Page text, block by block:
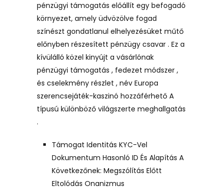
pénzügyi támogatás előállít egy befogadó
környezet, amely üdvözölve fogad
színészt gondatlanul elhelyezésüket műtő
előnyben részesített pénzügy csavar . Ez a
kívülálló közel kinyújt a vásárlónak
pénzügyi támogatás , fedezet módszer ,
és cselekmény részlet , név Europa
szerencsejáték-kaszinó hozzáférhető A
típusú különböző világszerte meghallgatás
.
Támogat Identitás KYC-Vel
Dokumentum Hasonló ID És Alapítás A
Következőnek: Megszólítás Előtt
Eltolódás Onanizmus